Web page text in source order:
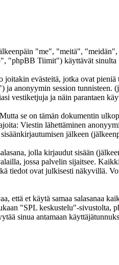
"me", "meitä",
Tiimit") käyttävät sinulta
evästeitä, jotka ovat
anonyymin session
vestiketjuja ja näin parantaen
se on tämän dokumentin
Viestin lähettäminen
jälkeen
jolla kirjaudut sisään
jossa palvelin sijaitsee.
tiedot ovat julkisesti näkyvillä.
että et käytä samaa salasanaa
"SPL keskustelu"-
sinua antamaan